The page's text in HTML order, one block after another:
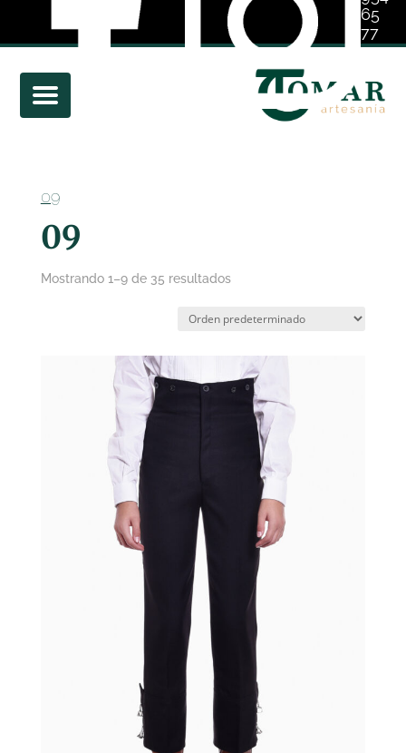
65
77
01
09
09
Mostrando 1–9 de 35 resultados